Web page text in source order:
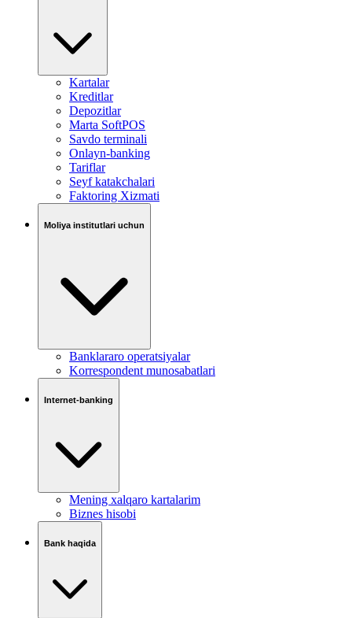
Kartalar
Kreditlar
Depozitlar
Marta SoftPOS
Savdo terminali
Onlayn-banking
Tariflar
Seyf katakchalari
Faktoring Xizmati
Moliya institutlari uchun
Banklararo operatsiyalar
Korrespondent munosabatlari
Internet-banking
Mening xalqaro kartalarim
Biznes hisobi
Bank haqida